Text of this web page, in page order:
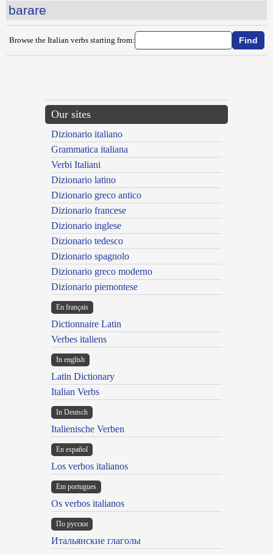
barare
Browse the Italian verbs starting from:
Our sites
Dizionario italiano
Grammatica italiana
Verbi Italiani
Dizionario latino
Dizionario greco antico
Dizionario francese
Dizionario inglese
Dizionario tedesco
Dizionario spagnolo
Dizionario greco moderno
Dizionario piemontese
En français
Dictionnaire Latin
Verbes italiens
In english
Latin Dictionary
Italian Verbs
In Deutsch
Italienische Verben
En español
Los verbos italianos
Em portugues
Os verbos italianos
По русски
Итальянские глаголы